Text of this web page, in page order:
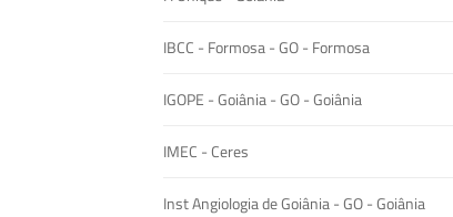
IBCC - Formosa - GO - Formosa
IGOPE - Goiânia - GO - Goiânia
IMEC - Ceres
Inst Angiologia de Goiânia - GO - Goiânia